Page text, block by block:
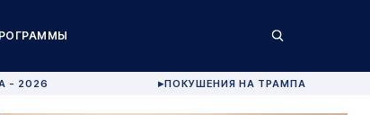
- 2026 ▶ПОКУШЕНИЯ НА ТРАМПА